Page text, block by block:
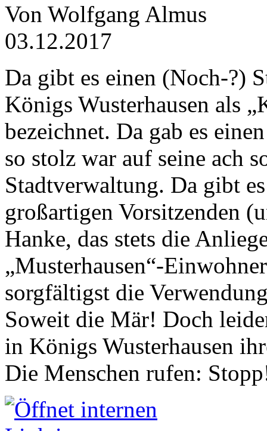
Von Wolfgang Almus
03.12.2017
Da gibt es einen (Noch-?)
Königs Wusterhausen als
bezeichnet. Da gab es
so stolz war auf seine ach
Stadtverwaltung. Da gibt
großartigen Vorsitzenden
Hanke, das stets die
„Musterhausen“-
sorgfältigst die
Soweit die Mär! Doch
in Königs Wusterhausen
Die Menschen rufen: